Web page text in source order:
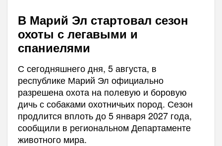
В Марий Эл стартовал сезон
охоты с легавыми и
спаниелями
С сегодняшнего дня, 5 августа, в
республике Марий Эл официально
разрешена охота на полевую и боровую
дичь с собаками охотничьих пород. Сезон
продлится вплоть до 5 января 2027 года,
сообщили в региональном Департаменте
животного мира.